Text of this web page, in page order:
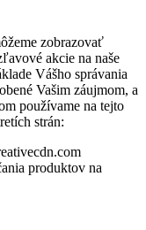
zobrazovať
akcie na naše
Vášho správania
Vašim záujmom, a
používame na tejto
strán:
produktov na